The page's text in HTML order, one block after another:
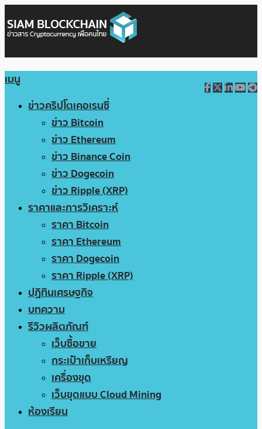
เมนู
ข่าวคริปโตเคอเรนซี่
ข่าว Bitcoin
ข่าว Ethereum
ข่าว Binance Coin
ข่าว Dogecoin
ข่าว Ripple (XRP)
ราคาและการวิเคราะห์
ราคา Bitcoin
ราคา Ethereum
ราคา Dogecoin
ราคา Ripple (XRP)
ปฏิทินเศรษฐกิจ
บทความ
รีวิวผลิตภัณฑ์
เว็บซื้อขาย
กระเป๋าเก็บเหรียญ
เครื่องขุด
เว็บขุดแบบ Cloud Mining
ห้องเรียน